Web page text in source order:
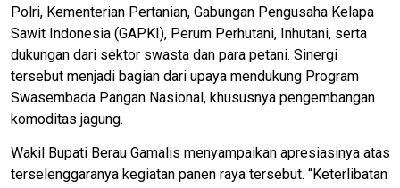
Polri, Kementerian Pertanian, Gabungan Pengusaha Kelapa
Sawit Indonesia (GAPKI), Perum Perhutani, Inhutani, serta
dukungan dari sektor swasta dan para petani. Sinergi
tersebut menjadi bagian dari upaya mendukung Program
Swasembada Pangan Nasional, khususnya pengembangan
komoditas jagung.
Wakil Bupati Berau Gamalis menyampaikan apresiasinya atas
terselenggaranya kegiatan panen raya tersebut. “Keterlibatan